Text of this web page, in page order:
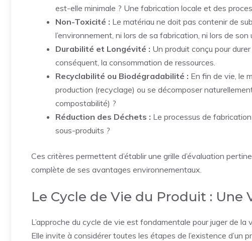
est-elle minimale ? Une fabrication locale et des
Non-Toxicité : Le matériau ne doit pas contenir de
l’environnement, ni lors de sa fabrication, ni lors de
Durabilité et Longévité : Un produit conçu pour
conséquent, la consommation de ressources.
Recyclabilité ou Biodégradabilité : En fin de vie, le
production (recyclage) ou se décomposer
compostabilité) ?
Réduction des Déchets : Le processus de
sous-produits ?
Ces critères permettent d’établir une grille d’évaluation
complète de ses avantages environnementaux.
Le Cycle de Vie du Produit : Une
L’approche du cycle de vie est fondamentale pour juger de
Elle invite à considérer toutes les étapes de l’existence d’un